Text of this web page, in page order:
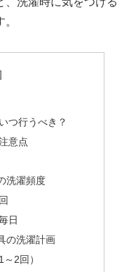
つ行うべき？
意点
洗濯頻度
日
の洗濯計画
2回）